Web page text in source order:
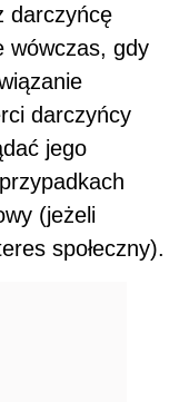
darczyńcę
wówczas, gdy
darczyńcy
jego
(jeżeli
społeczny).